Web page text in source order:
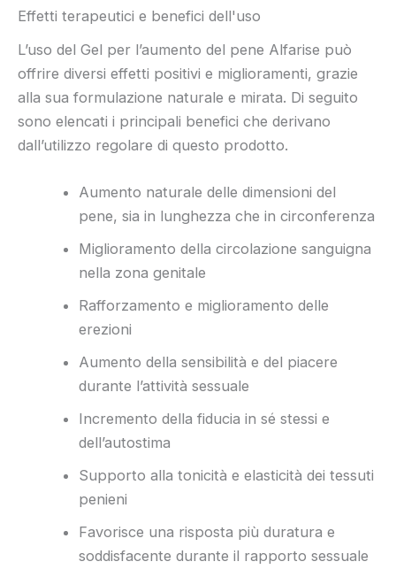
Effetti terapeutici e benefici dell'uso
L’uso del Gel per l’aumento del pene Alfarise può
offrire diversi effetti positivi e miglioramenti, grazie
alla sua formulazione naturale e mirata. Di seguito
sono elencati i principali benefici che derivano
dall’utilizzo regolare di questo prodotto.
Aumento naturale delle dimensioni del
pene, sia in lunghezza che in circonferenza
Miglioramento della circolazione sanguigna
nella zona genitale
Rafforzamento e miglioramento delle
erezioni
Aumento della sensibilità e del piacere
durante l’attività sessuale
Incremento della fiducia in sé stessi e
dell’autostima
Supporto alla tonicità e elasticità dei tessuti
penieni
Favorisce una risposta più duratura e
soddisfacente durante il rapporto sessuale